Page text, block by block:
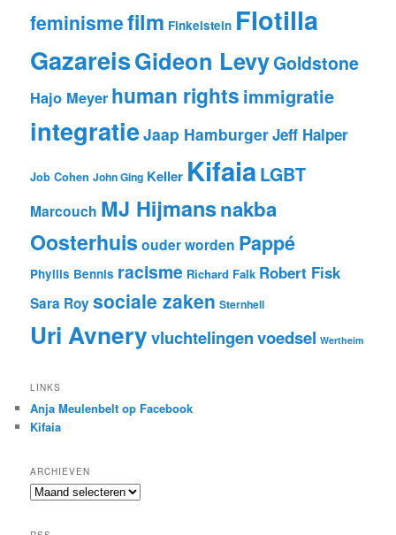
feminismefilm Finkelstein Flotilla
GazareisGideon LevyGoldstone
Hajo Meyer human rights immigratie
integratieJaap HamburgerJeff Halper
Job Cohen John Ging Keller KifaiaLGBT
Marcouch MJ Hijmansnakba
Oosterhuis ouder worden Pappé
Phyllis Bennis racisme Richard Falk Robert Fisk
Sara Roysociale zaken Sternhell
Uri Avneryvluchtelingenvoedsel Wertheim
LINKS
Anja Meulenbelt op Facebook
Kifaia
ARCHIEVEN
Archieven